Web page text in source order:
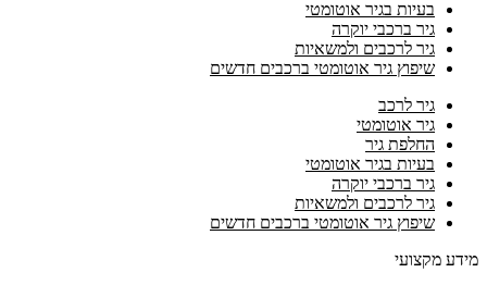
בעיות בגיר אוטומטי
גיר ברכבי יוקרה
גיר לרכבים ולמשאיות
שיפוץ גיר אוטומטי ברכבים חדשים
גיר לרכב
גיר אוטומטי
החלפת גיר
בעיות בגיר אוטומטי
גיר ברכבי יוקרה
גיר לרכבים ולמשאיות
שיפוץ גיר אוטומטי ברכבים חדשים
מידע מקצועי